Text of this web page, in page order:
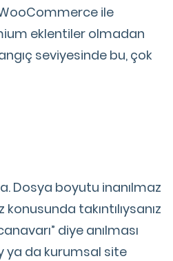
ile
eklentiler olmadan
seviyesinde bu, çok
Dosya boyutu inanılmaz
takıntılıysanız
diye anılması
ya da kurumsal site